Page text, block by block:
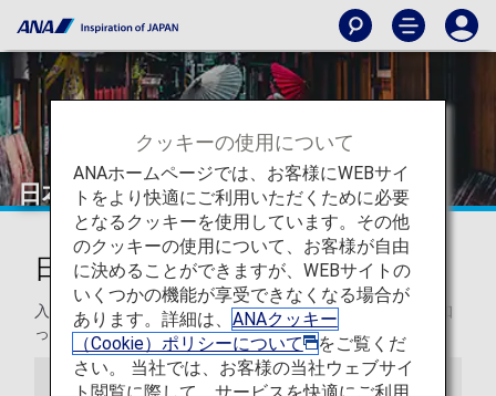
日本
日本旅行のご案内
入国要件、気候、通貨、電圧など、日本へ旅行される際に知
っていただきたいことをご紹介します。
クッキーの使用について
ANAホームページでは、お客様にWEBサイ
トをより快適にご利用いただくために必要
となるクッキーを使用しています。その他
のクッキーの使用について、お客様が自由
に決めることができますが、WEBサイトの
いくつかの機能が享受できなくなる場合が
あります。詳細は、 ANAクッキー
（Cookie）ポリシーについて
をご覧くだ
さい。 当社では、お客様の当社ウェブサイ
ト閲覧に際して、サービスを快適にご利用